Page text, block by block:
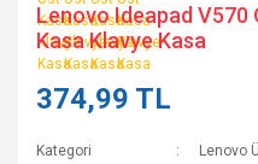
Lenovo Ideapad V570
Kasa Klavye Kasa
374,99 TL
Kategori
Lenovo